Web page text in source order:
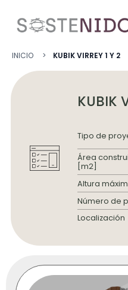
Ruta de
INICIO KUBIK VIRREY 1 Y 2
KUBIK
Tipo de
Área
[m2]
Altura
Número de
Localización